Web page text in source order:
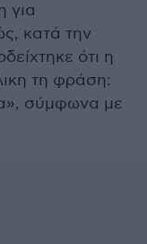
για
κατά την
ότι η
τη φράση:
σύμφωνα με